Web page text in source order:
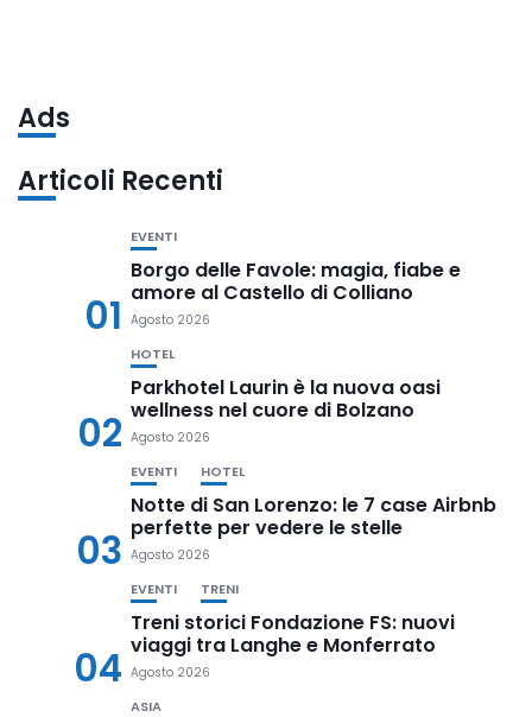
Ads
Articoli Recenti
01
EVENTI
Borgo delle Favole: magia, fiabe e
amore al Castello di Colliano
Agosto 2026
02
HOTEL
Parkhotel Laurin è la nuova oasi
wellness nel cuore di Bolzano
Agosto 2026
03
EVENTI HOTEL
Notte di San Lorenzo: le 7 case Airbnb
perfette per vedere le stelle
Agosto 2026
04
EVENTI TRENI
Treni storici Fondazione FS: nuovi
viaggi tra Langhe e Monferrato
Agosto 2026
ASIA